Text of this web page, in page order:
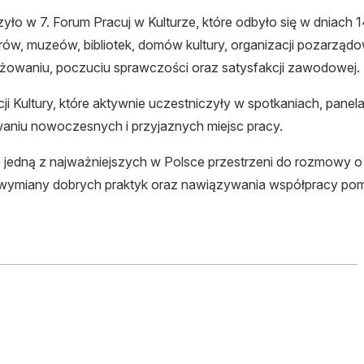
w 7. Forum Pracuj w Kulturze, które odbyło się w dniach
muzeów, bibliotek, domów kultury, organizacji
poczuciu sprawczości oraz satysfakcji zawodowej.
Kultury, które aktywnie uczestniczyły w spotkaniach,
nowoczesnych i przyjaznych miejsc pracy.
z najważniejszych w Polsce przestrzeni do rozmowy
dobrych praktyk oraz nawiązywania współpracy